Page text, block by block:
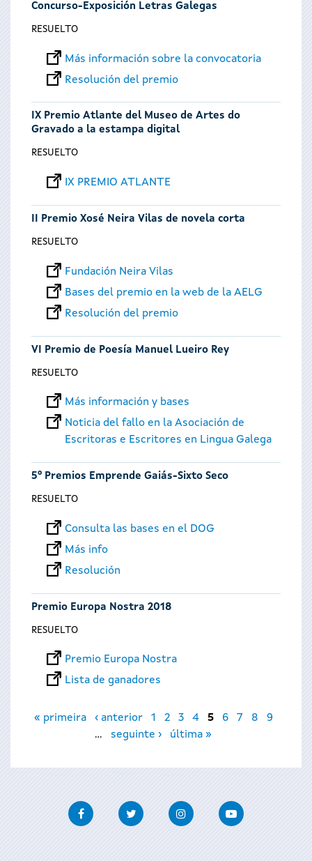
Concurso-Exposición Letras Galegas
RESUELTO
Más información sobre la convocatoria
Resolución del premio
IX Premio Atlante del Museo de Artes do
Gravado a la estampa digital
RESUELTO
IX PREMIO ATLANTE
II Premio Xosé Neira Vilas de novela corta
RESUELTO
Fundación Neira Vilas
Bases del premio en la web de la AELG
Resolución del premio
VI Premio de Poesía Manuel Lueiro Rey
RESUELTO
Más información y bases
Noticia del fallo en la Asociación de
Escritoras e Escritores en Lingua Galega
5º Premios Emprende Gaiás-Sixto Seco
RESUELTO
Consulta las bases en el DOG
Más info
Resolución
Premio Europa Nostra 2018
RESUELTO
Premio Europa Nostra
Lista de ganadores
Páginas
« primeira ‹ anterior 1 2 3 4 5 6 7 8
9
…
seguinte › última »
FacebookTwitter InstagramYoutube